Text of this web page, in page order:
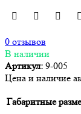
0 отзывов
В наличии
Артикул: 9-005
Цена и наличие
Габаритные